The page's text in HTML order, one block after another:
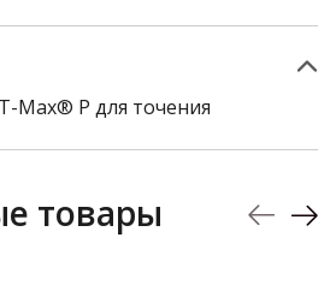
Max® P для точения
товары